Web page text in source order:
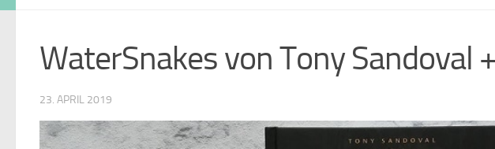
WaterSnakes von Tony Sandoval
23. APRIL 2019